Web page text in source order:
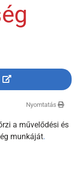
Nyomtatás
a művelődési és
munkáját.